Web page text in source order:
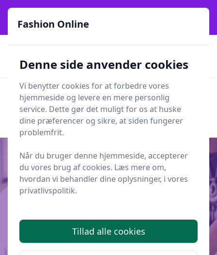
Fashion Online - Din genvej til stil, trends og smarte fund
online siden 2017
Lynhurtig levering ⭐⭐⭐⭐⭐✨981 forskellige produkttyper
Fashion Online
Søg
Udgivet iIndretning
Fashion Online
Denne side anvender cookies
Vi benytter cookies for at forbedre vores
hjemmeside og levere en mere personlig
service. Dette gør det muligt for os at huske
dine præferencer og sikre, at siden fungerer
problemfrit.
Når du bruger denne hjemmeside, accepterer
du vores brug af cookies. Læs mere om,
hvordan vi behandler dine oplysninger, i vores
privatlivspolitik.
Tillad alle cookies